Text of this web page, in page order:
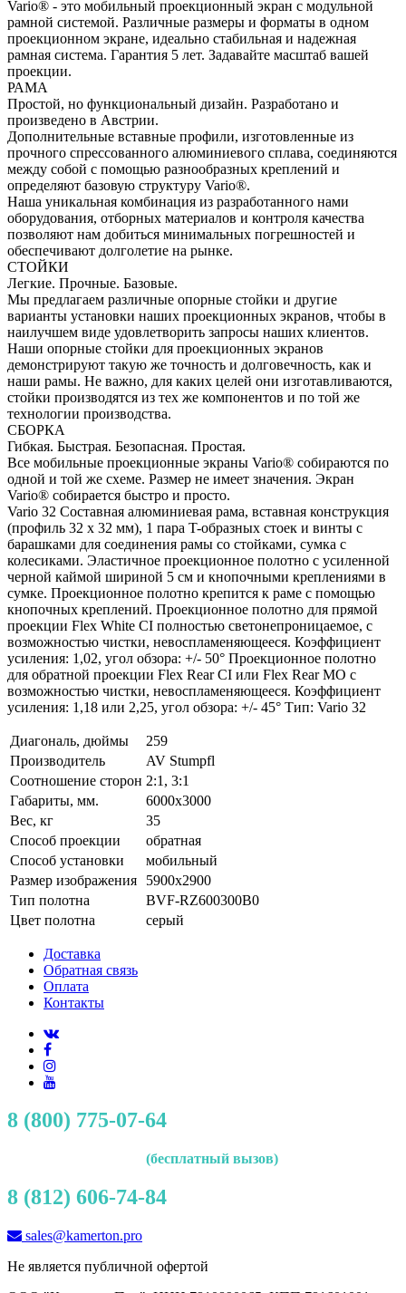
Vario® - это мобильный проекционный экран с модульной
рамной системой. Различные размеры и форматы в одном
проекционном экране, идеально стабильная и надежная
рамная система. Гарантия 5 лет. Задавайте масштаб вашей
проекции.
РАМА
Простой, но функциональный дизайн. Разработано и
произведено в Австрии.
Дополнительные вставные профили, изготовленные из
прочного спрессованного алюминиевого сплава, соединяются
между собой с помощью разнообразных креплений и
определяют базовую структуру Vario®.
Наша уникальная комбинация из разработанного нами
оборудования, отборных материалов и контроля качества
позволяют нам добиться минимальных погрешностей и
обеспечивают долголетие на рынке.
СТОЙКИ
Легкие. Прочные. Базовые.
Мы предлагаем различные опорные стойки и другие
варианты установки наших проекционных экранов, чтобы в
наилучшем виде удовлетворить запросы наших клиентов.
Наши опорные стойки для проекционных экранов
демонстрируют такую же точность и долговечность, как и
наши рамы. Не важно, для каких целей они изготавливаются,
стойки производятся из тех же компонентов и по той же
технологии производства.
СБОРКА
Гибкая. Быстрая. Безопасная. Простая.
Все мобильные проекционные экраны Vario® собираются по
одной и той же схеме. Размер не имеет значения. Экран
Vario® собирается быстро и просто.
Vario 32 Составная алюминиевая рама, вставная конструкция
(профиль 32 x 32 мм), 1 пара T-образных стоек и винты с
барашками для соединения рамы со стойками, сумка с
колесиками. Эластичное проекционное полотно с усиленной
черной каймой шириной 5 см и кнопочными креплениями в
сумке. Проекционное полотно крепится к раме с помощью
кнопочных креплений. Проекционное полотно для прямой
проекции Flex White CI полностью светонепроницаемое, с
возможностью чистки, невоспламеняющееся. Коэффициент
усиления: 1,02, угол обзора: +/- 50° Проекционное полотно
для обратной проекции Flex Rear CI или Flex Rear MO с
возможностью чистки, невоспламеняющееся. Коэффициент
усиления: 1,18 или 2,25, угол обзора: +/- 45° Тип: Vario 32
Диагональ, дюймы
259
Производитель
AV Stumpfl
Соотношение сторон 2:1, 3:1
Габариты, мм.
6000x3000
Вес, кг
35
Способ проекции
обратная
Способ установки
мобильный
Размер изображения
5900x2900
Тип полотна
BVF-RZ600300B0
Цвет полотна
серый
Доставка
Обратная связь
Оплата
Контакты
8 (800) 775-07-64
(бесплатный вызов)
8 (812) 606-74-84
sales@kamerton.pro
Не является публичной офертой